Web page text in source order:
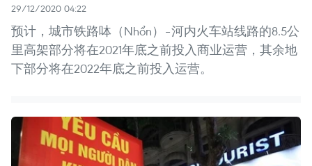
29/12/2020 04:22
预计，城市铁路呠（Nhổn）–河内火车站线路的8.5公
里高架部分将在2021年底之前投入商业运营，其余地
下部分将在2022年底之前投入运营。